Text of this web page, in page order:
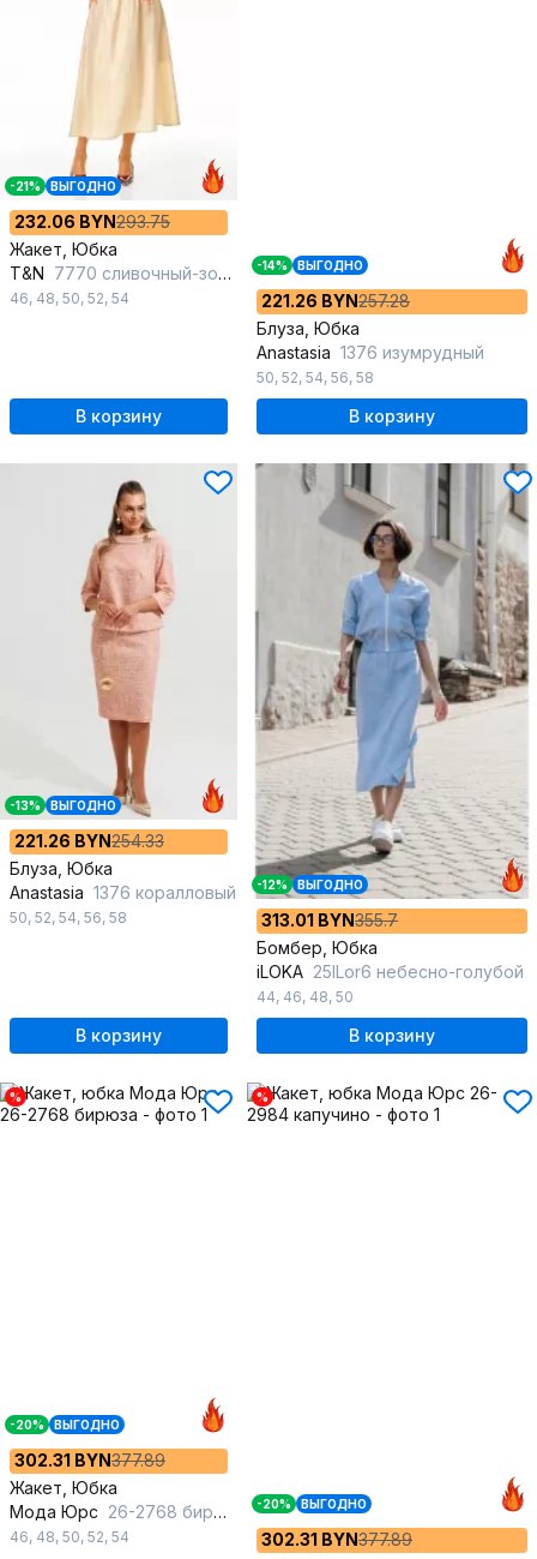
-21% ВЫГОДНО
232.06 BYN293.75
Жакет, Юбка
T&N 7770 сливочный-золото
46, 48, 50, 52, 54
В корзину
-14% ВЫГОДНО
221.26 BYN257.28
Блуза, Юбка
Anastasia 1376 изумрудный
50, 52, 54, 56, 58
В корзину
-13% ВЫГОДНО
221.26 BYN254.33
Блуза, Юбка
Anastasia 1376 коралловый
50, 52, 54, 56, 58
В корзину
-12% ВЫГОДНО
313.01 BYN355.7
Бомбер, Юбка
iLOKA 25ILor6 небесно-голубой
44, 46, 48, 50
В корзину
%
-20% ВЫГОДНО
302.31 BYN377.89
Жакет, Юбка
Мода Юрс 26-2768 бирюза
46, 48, 50, 52, 54
%
-20% ВЫГОДНО
302.31 BYN377.89